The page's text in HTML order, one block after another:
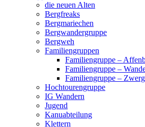
die neuen Alten
Bergfreaks
Bergmariechen
Bergwandergruppe
Bergweh
Familiengruppen
Familiengruppe –
Familiengruppe –
Familiengruppe –
Hochtourengruppe
IG Wandern
Jugend
Kanuabteilung
Klettern